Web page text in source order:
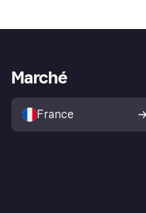
Marché
France